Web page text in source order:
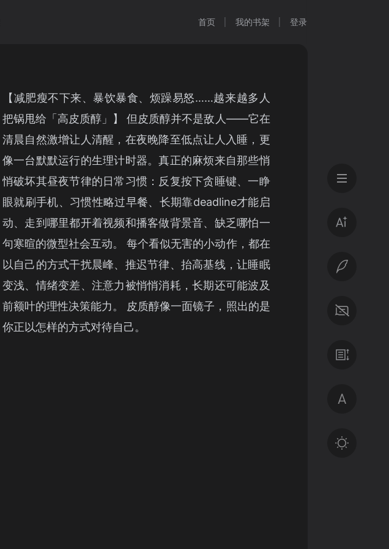
首页 我的书架 登录
【减肥瘦不下来、暴饮暴食、烦躁易怒……越来越多人
把锅甩给「高皮质醇」】 但皮质醇并不是敌人——它在
清晨自然激增让人清醒，在夜晚降至低点让人入睡，更
像一台默默运行的生理计时器。真正的麻烦来自那些悄
悄破坏其昼夜节律的日常习惯：反复按下贪睡键、一睁
眼就刷手机、习惯性略过早餐、长期靠deadline才能启
动、走到哪里都开着视频和播客做背景音、缺乏哪怕一
句寒暄的微型社会互动。 每个看似无害的小动作，都在
以自己的方式干扰晨峰、推迟节律、抬高基线，让睡眠
变浅、情绪变差、注意力被悄悄消耗，长期还可能波及
前额叶的理性决策能力。 皮质醇像一面镜子，照出的是
你正以怎样的方式对待自己。